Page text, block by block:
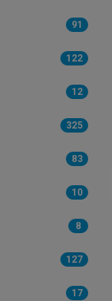
91
122
12
325
83
10
8
127
17